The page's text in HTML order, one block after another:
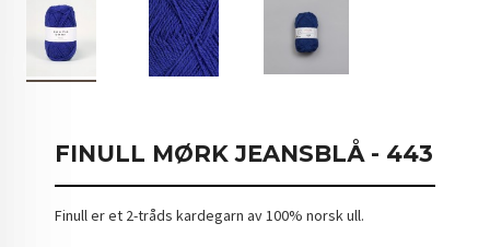
FINULL MØRK JEANSBLÅ - 443
Finull er et 2-tråds kardegarn av 100% norsk ull.